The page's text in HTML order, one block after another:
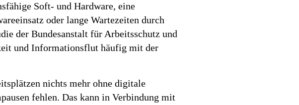
Soft- und Hardware, eine
oder lange Wartezeiten durch
der Bundesanstalt für Arbeitsschutz und
und Informationsflut häufig mit der
nichts mehr ohne digitale
fehlen. Das kann in Verbindung mit